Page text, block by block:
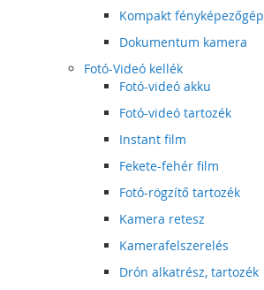
Kompakt fényképezőgép
Dokumentum kamera
Fotó-Videó kellék
Fotó-videó akku
Fotó-videó tartozék
Instant film
Fekete-fehér film
Fotó-rögzítő tartozék
Kamera retesz
Kamerafelszerelés
Drón alkatrész, tartozék